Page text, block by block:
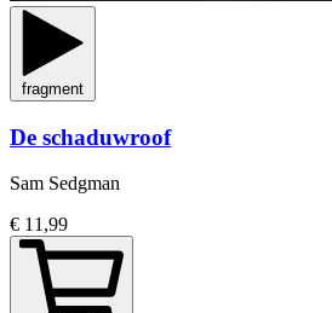
fragment
De schaduwroof
Sam Sedgman
€ 11,99